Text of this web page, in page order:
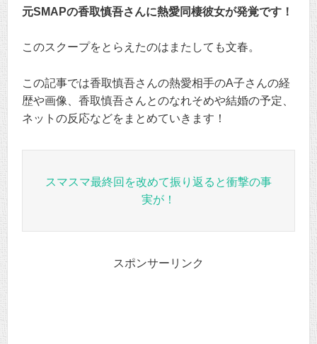
元SMAPの香取慎吾さんに熱愛同棲彼女が発覚です！
このスクープをとらえたのはまたしても文春。
この記事では香取慎吾さんの熱愛相手のA子さんの経
歴や画像、香取慎吾さんとのなれそめや結婚の予定、
ネットの反応などをまとめていきます！
スマスマ最終回を改めて振り返ると衝撃の事
実が！
スポンサーリンク